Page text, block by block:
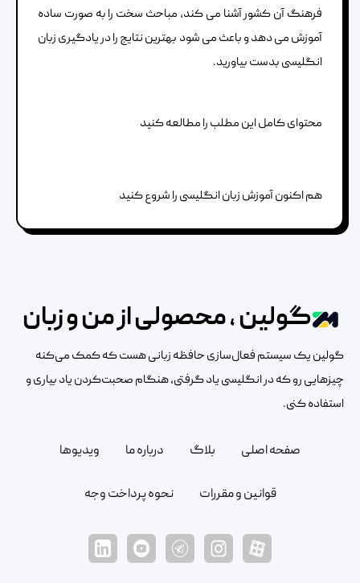
فرهنگ آن کشور آشنا می کند، مباحث سخت را به صورت ساده
آموزش می دهد و باعث می شود بهترین نتایج را در یادگیری زبان
انگلیسی بدست بیاورید.
محتوای کامل این مطلب را مطالعه کنید
هم اکنون آموزش زبان انگلیسی را شروع کنید
گولین ، محصولی از من و زبان
گولین یک سیستم فعال‌سازی حافظه زبانی هست که کمک می‌کنه
چیزهایی رو که در انگلیسی یاد گرفتی، هنگام صحبت‌کردن یاد بیاری و
استفاده کنی.
صفحه اصلی بلاگ درباره ما ویدیوها
قوانین و مقررات نحوه پرداخت وجه